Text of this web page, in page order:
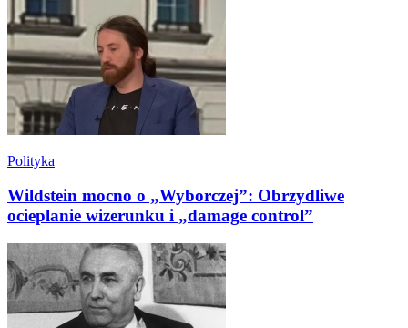
Polityka
Wildstein mocno o „Wyborczej”: Obrzydliwe
ocieplanie wizerunku i „damage control”